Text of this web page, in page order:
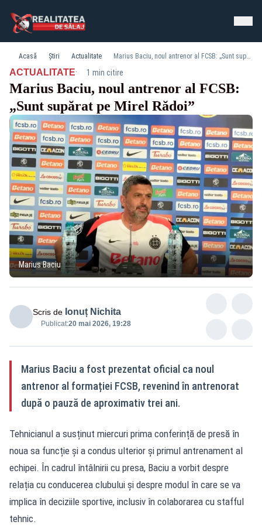
Acasă Știri Actualitate Marius Baciu, noul antrenor al FCSB: „Sunt supărat pe Mirel Rădoi”
ACTUALITATE· 1 min citire
Marius Baciu, noul antrenor al FCSB:
„Sunt supărat pe Mirel Rădoi”
Marius Baciu
Scris de Ionuț Nichita
Publicat:20 mai 2026, 19:28
Marius Baciu a fost prezentat oficial ca noul
antrenor al formației FCSB, revenind în antrenorat
după o pauză de aproximativ trei ani.
Tehnicianul a susținut miercuri prima conferință de presă în
noua sa funcție și a condus ulterior și primul antrenament al
echipei. În cadrul întâlnirii cu presa, Baciu a vorbit despre
relația cu conducerea clubului și despre modul în care se va
implica în deciziile sportive, inclusiv în colaborarea cu stafful
tehnic.